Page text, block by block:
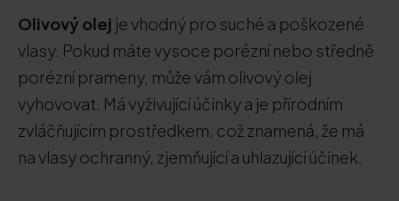
Olivový olej je vhodný pro suché a poškozené
vlasy. Pokud máte vysoce porézní nebo středně
porézní prameny, může vám olivový olej
vyhovovat. Má vyživující účinky a je přírodním
zvláčňujícím prostředkem, což znamená, že má
na vlasy ochranný, zjemňující a uhlazující účinek.